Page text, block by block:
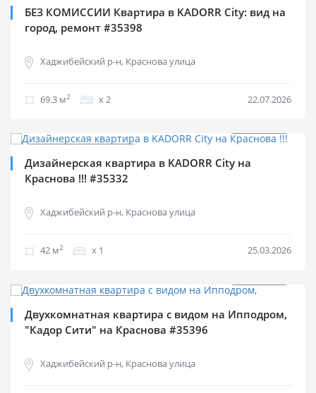
БЕЗ КОМИССИИ Квартира в KADORR City: вид на
город, ремонт #35398
Хаджибейский р-н, Краснова улица
69.3 м2 х 2 22.07.2026
Дизайнерская квартира в KADORR City на
Краснова !!! #35332
Хаджибейский р-н, Краснова улица
42 м2 х 1 25.03.2026
Двухкомнатная квартира с видом на Ипподром,
"Кадор Сити" на Краснова #35396
Хаджибейский р-н, Краснова улица